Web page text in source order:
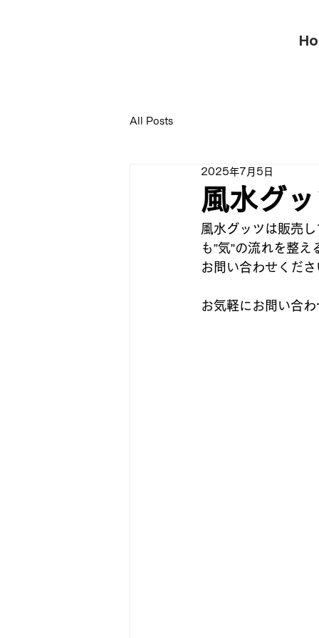
家相・ビジネス・引っ越しをサポート
All Posts
風水グ
2025年7月5日
風水グッツは販売
も”気”の流れを整
お問い合わせくださ
お気軽にお問い合